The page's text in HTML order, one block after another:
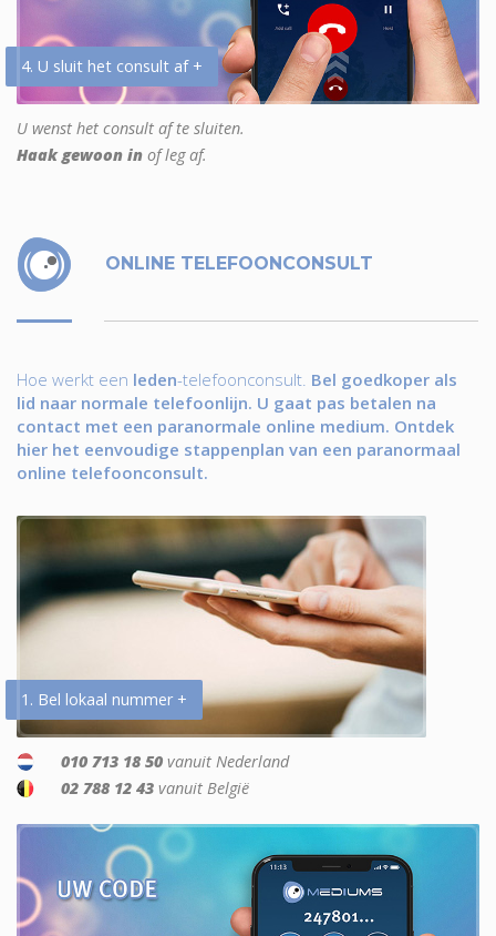
4. U sluit het consult af +
U wenst het consult af te sluiten.
Haak gewoon in of leg af.
ONLINE TELEFOONCONSULT
Hoe werkt een leden-telefoonconsult. Bel goedkoper als
lid naar normale telefoonlijn. U gaat pas betalen na
contact met een paranormale online medium. Ontdek
hier het eenvoudige stappenplan van een paranormaal
online telefoonconsult.
1. Bel lokaal nummer +
010 713 18 50 vanuit Nederland
02 788 12 43 vanuit België